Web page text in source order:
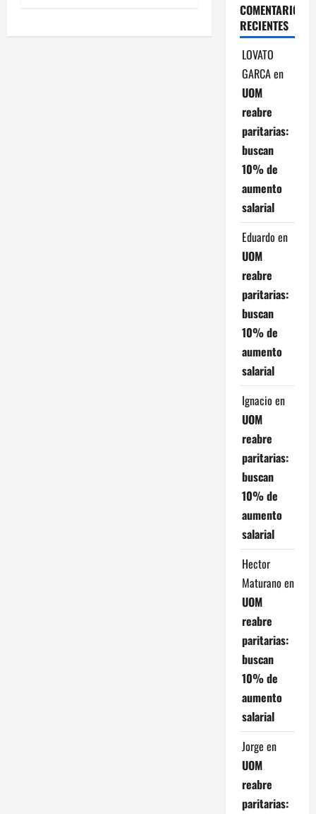
g
COMENTARIOS
RECIENTES
LOVATO
GARCAen
UOM
reabre
paritarias:
buscan
10% de
aumento
salarial
Eduardo en
UOM
reabre
paritarias:
buscan
10% de
aumento
salarial
Ignacio en
UOM
reabre
paritarias:
buscan
10% de
aumento
salarial
Hector
Maturano en
UOM
reabre
paritarias:
buscan
10% de
aumento
salarial
Jorge en
UOM
reabre
paritarias: